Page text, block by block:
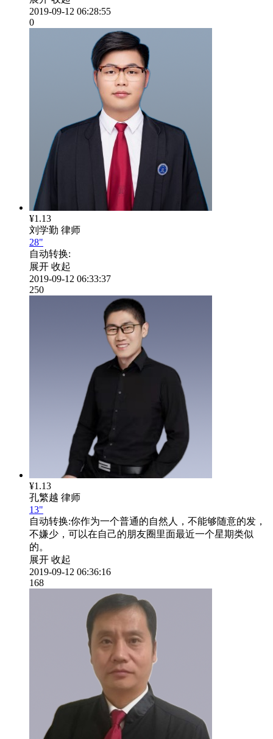
2019-09-12 06:28:55
0
¥1.13
刘学勤 律师
28"
自动转换:
展开 收起
2019-09-12 06:33:37
250
¥1.13
孔繁越 律师
13"
自动转换:你作为一个普通的自然人，不能够随意的发，
不嫌少，可以在自己的朋友圈里面最近一个星期类似
的。
展开 收起
2019-09-12 06:36:16
168